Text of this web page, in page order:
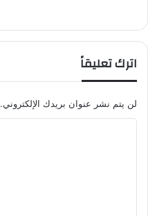
اترك تعليقاً
لن يتم نشر عنوان بريدك الإلكتروني.